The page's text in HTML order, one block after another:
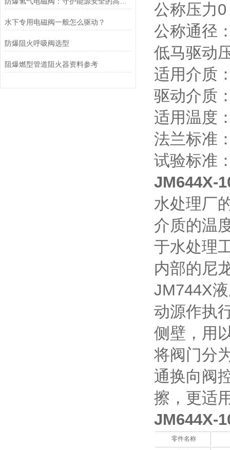
水下专用电磁阀一般怎么驱动？
防爆阻火呼吸阀选型
阻爆燃型管道阻火器资料参考
公称压力
公称通径
低马驱动
适用介质
驱动介质
适用温度
法兰标准
试验标准
JM644X-
水处理厂
介质的温
于水处理
内部的尼
JM744X
动源作执
侧壁，用
将阀门分
通换向阀
擦，更适
JM644X-
零件名称